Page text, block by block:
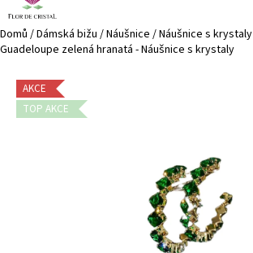
Domů /Dámská bižu /Náušnice /Náušnice s krystaly
Guadeloupe zelená hranatá - Náušnice s krystaly
AKCE
TOP AKCE
o
t
ř
e
b
u